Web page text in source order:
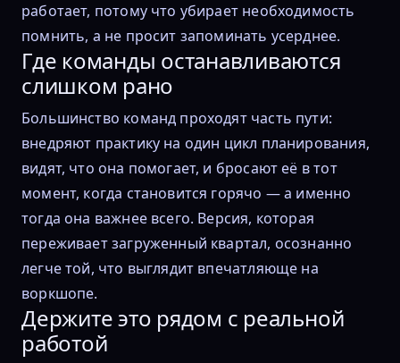
работает, потому что убирает необходимость
помнить, а не просит запоминать усерднее.
Где команды останавливаются
слишком рано
Большинство команд проходят часть пути:
внедряют практику на один цикл планирования,
видят, что она помогает, и бросают её в тот
момент, когда становится горячо — а именно
тогда она важнее всего. Версия, которая
переживает загруженный квартал, осознанно
легче той, что выглядит впечатляюще на
воркшопе.
Держите это рядом с реальной
работой